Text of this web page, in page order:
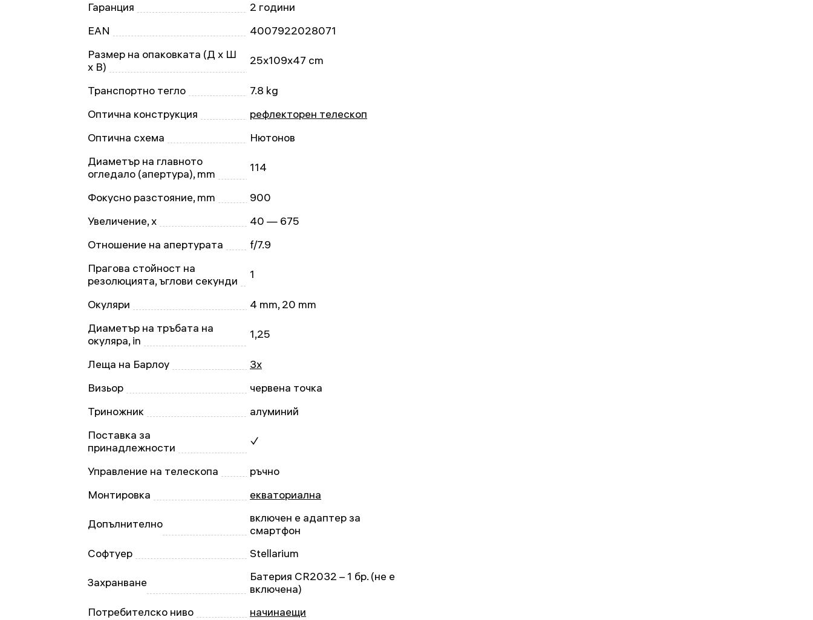
Гаранция
2 години
EAN
4007922028071
Размер на опаковката (Д x Ш
x В)
25x109x47 cm
Транспортно тегло
7.8 kg
Оптична конструкция
рефлекторен телескоп
Оптична схема
Нютонов
Диаметър на главното
огледало (апертура), mm
114
Фокусно разстояние, mm
900
Увеличение, x
40 — 675
Отношение на апертурата
f/7.9
Прагова стойност на
резолюцията, ъглови секунди
1
Окуляри
4 mm, 20 mm
Диаметър на тръбата на
окуляра, in
1,25
Леща на Барлоу
3x
Визьор
червена точка
Триножник
алуминий
Поставка за
принадлежности
✓
Управление на телескопа
ръчно
Монтировка
екваториална
Допълнително
включен е адаптер за
смартфон
Софтуер
Stellarium
Захранване
Батерия CR2032 – 1 бр. (не е
включена)
Потребителско ниво
начинаещи